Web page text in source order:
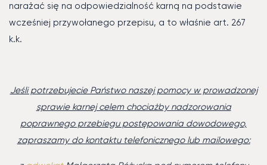
narażać się na odpowiedzialność karną na podstawie
wcześniej przywołanego przepisu, a to właśnie art. 267
k.k.
Jeśli potrzebujecie Państwo naszej pomocy w prowadzonej
sprawie karnej celem chociażby nadzorowania
poprawnego przebiegu postępowania dowodowego,
zapraszamy do kontaktu telefonicznego lub mailowego: